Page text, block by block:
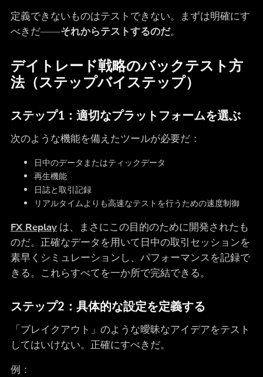
定義できないものはテストできない。まずは明確にす
べきだ――それからテストするのだ。
デイトレード戦略のバックテスト方
法（ステップバイステップ）
ステップ1：適切なプラットフォームを選ぶ
次のような機能を備えたツールが必要だ：
日中のデータまたはティックデータ
再生機能
日誌と取引記録
リアルタイムよりも高速なテストを行うための速度制御
FX Replayは、まさにこの目的のために開発されたも
のだ。正確なデータを用いて日中の取引セッションを
素早くシミュレーションし、パフォーマンスを記録で
きる。これらすべてを一か所で完結できる。
ステップ2：具体的な設定を定義する
「ブレイクアウト」のような曖昧なアイデアをテスト
してはいけない。正確にすべきだ。
例：